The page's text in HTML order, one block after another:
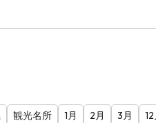
観光名所 1月 2月 3月 12